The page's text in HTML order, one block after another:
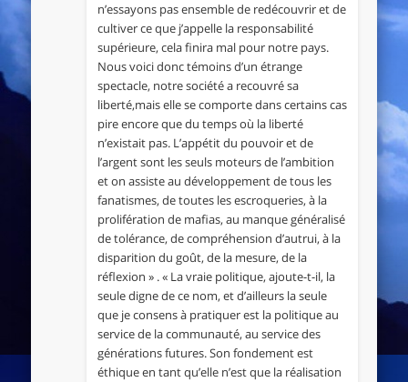
n’essayons pas ensemble de redécouvrir et de
cultiver ce que j’appelle la responsabilité
supérieure, cela finira mal pour notre pays.
Nous voici donc témoins d’un étrange
spectacle, notre société a recouvré sa
liberté,mais elle se comporte dans certains cas
pire encore que du temps où la liberté
n’existait pas. L’appétit du pouvoir et de
l’argent sont les seuls moteurs de l’ambition
et on assiste au développement de tous les
fanatismes, de toutes les escroqueries, à la
prolifération de mafias, au manque généralisé
de tolérance, de compréhension d’autrui, à la
disparition du goût, de la mesure, de la
réflexion » . « La vraie politique, ajoute-t-il, la
seule digne de ce nom, et d’ailleurs la seule
que je consens à pratiquer est la politique au
service de la communauté, au service des
générations futures. Son fondement est
éthique en tant qu’elle n’est que la réalisation